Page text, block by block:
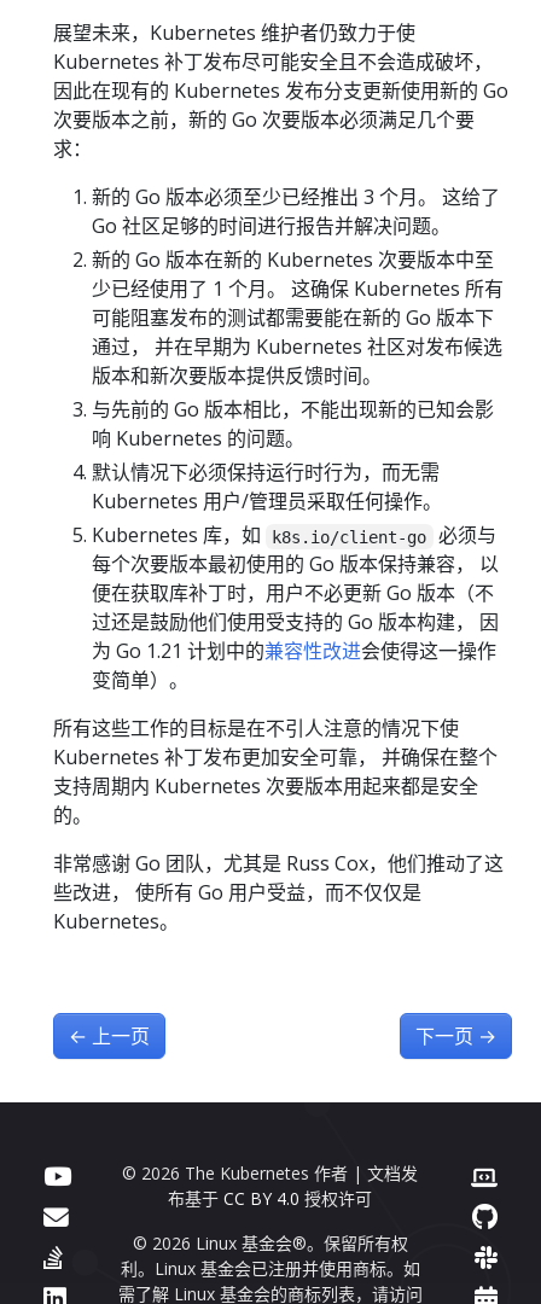
展望未来，Kubernetes 维护者仍致力于使
Kubernetes 补丁发布尽可能安全且不会造成破坏，
因此在现有的 Kubernetes 发布分支更新使用新的 Go
次要版本之前，新的 Go 次要版本必须满足几个要
求：
新的 Go 版本必须至少已经推出 3 个月。 这给了
Go 社区足够的时间进行报告并解决问题。
新的 Go 版本在新的 Kubernetes 次要版本中至
少已经使用了 1 个月。 这确保 Kubernetes 所有
可能阻塞发布的测试都需要能在新的 Go 版本下
通过， 并在早期为 Kubernetes 社区对发布候选
版本和新次要版本提供反馈时间。
与先前的 Go 版本相比，不能出现新的已知会影
响 Kubernetes 的问题。
默认情况下必须保持运行时行为，而无需
Kubernetes 用户/管理员采取任何操作。
Kubernetes 库，如
k8s.io/client-go
必须与
每个次要版本最初使用的 Go 版本保持兼容， 以
便在获取库补丁时，用户不必更新 Go 版本（不
过还是鼓励他们使用受支持的 Go 版本构建， 因
为 Go 1.21 计划中的兼容性改进会使得这一操作
变简单）。
所有这些工作的目标是在不引人注意的情况下使
Kubernetes 补丁发布更加安全可靠， 并确保在整个
支持周期内 Kubernetes 次要版本用起来都是安全
的。
非常感谢 Go 团队，尤其是 Russ Cox，他们推动了这
些改进， 使所有 Go 用户受益，而不仅仅是
Kubernetes。
← 上一页 下一页 →
© 2026 The Kubernetes 作者 | 文档发
布基于CC BY 4.0 授权许可
© 2026 Linux 基金会®。保留所有权
利。Linux 基金会已注册并使用商标。如
需了解 Linux 基金会的商标列表，请访问